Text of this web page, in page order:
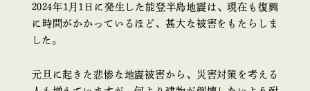
2024年1月1日に発生した能登半島地震は、現在も復興
に時間がかかっているほど、甚大な被害をもたらしま
した。
元旦に起きた悲惨な地震被害から、災害対策を考える